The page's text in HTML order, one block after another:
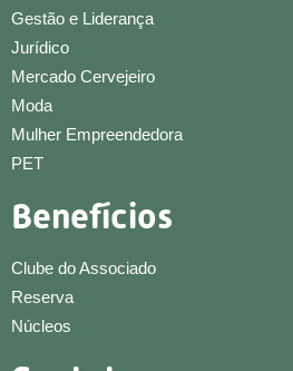
Gestão e Liderança
Jurídico
Mercado Cervejeiro
Moda
Mulher Empreendedora
PET
Benefícios
Clube do Associado
Reserva
Núcleos